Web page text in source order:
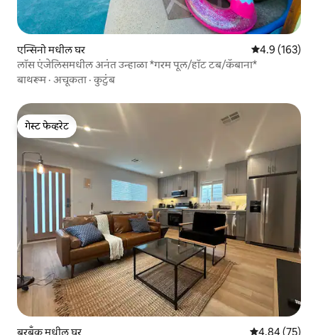
एन्सिनो मधील घर 5 पैकी 4.9
4.9 (163)
लॉस एंजेलिसमधील अनंत उन्हाळा *गरम पूल/हॉट टब/कॅबाना*
बाथरूम· अचूकता ·कुटुंब
गेस्ट फेव्हरेट
गेस्ट फेव्हरेट
बरबँक मधील घर 5 पैकी 4.84
4.84 (75)